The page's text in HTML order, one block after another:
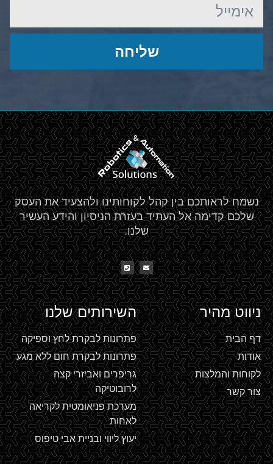
שליחה
נשמח לראותכם בין קהל לקוחותינו ולהצעיד את העסק
שלכם קדימה אל העתיד בעזרת הניסיון והידע העשיר
שלנו.
ניווט מהיר
דף הבית
אודות
לקוחות והמלצות
צור קשר
השירותים שלנו
פתרונות לבקרת לחץ וספיקה
פתרונות לבקרת חום ללא מגע
גריפרים ואביזרי קצה
לרובוטיקה
מערכת פניאומטית לקריאה
לאחות
יעוץ ליווי ובניית אבי טיפוס